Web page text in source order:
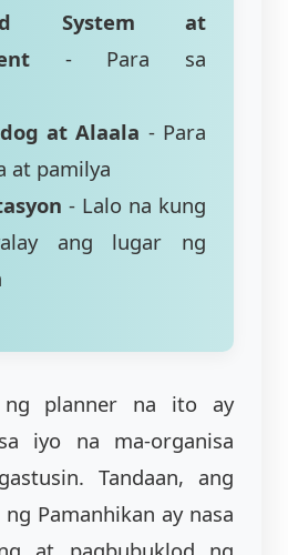
System at
- Para sa
at Alaala - Para
at pamilya
- Lalo na kung
ang lugar ng
ng planner na ito ay
iyo na ma-organisa
Tandaan, ang
Pamanhikan ay nasa